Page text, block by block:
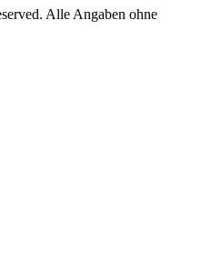
Alle Angaben ohne